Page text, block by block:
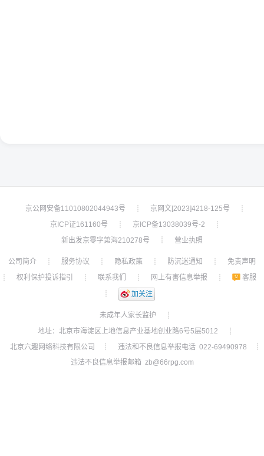
京公网安备11010802044943号 ┊ 京网文[2023]4218-125号
┊
京ICP证161160号
┊ 京ICP备13038039号-2
┊
新出发京零字第海210278号
┊ 营业执照
公司简介 ┊ 服务协议 ┊ 隐私政策 ┊ 防沉迷通知 ┊
免责声明
┊
权利保护投诉指引 ┊ 联系我们 ┊ 网上有害信息举报 ┊
客服
┊
加关注
未成年人家长监护
┊
地址：北京市海淀区上地信息产业基地创业路6号5层5012
┊
北京六趣网络科技有限公司
┊ 违法和不良信息举报电话 022-69490978
┊
违法不良信息举报邮箱 zb@66rpg.com